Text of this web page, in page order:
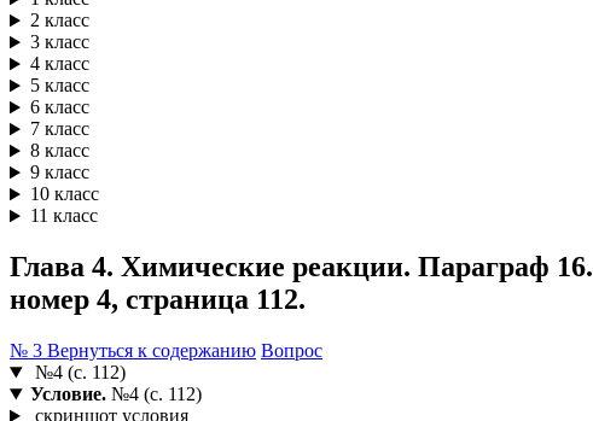
2 класс
3 класс
4 класс
5 класс
6 класс
7 класс
8 класс
9 класс
10 класс
11 класс
Глава 4. Химические реакции. Параграф
номер 4, страница 112.
№ 3 Вернуться к содержанию Вопрос
№4 (с. 112)
Условие.№4 (с. 112)
скриншот условия